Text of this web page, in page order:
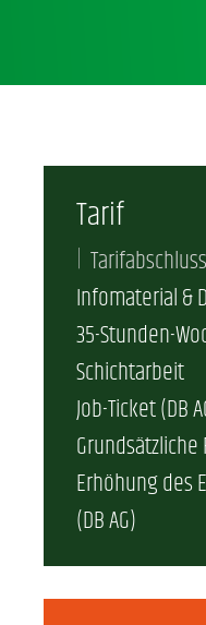
Tarif
Infomaterial &
35-Stunden-
Schichtarbeit
Job-Ticket (DB
Grundsätzliche
Erhöhung des
(DB AG)